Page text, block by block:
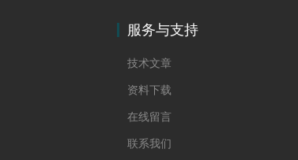
服务与支持
技术文章
资料下载
在线留言
联系我们